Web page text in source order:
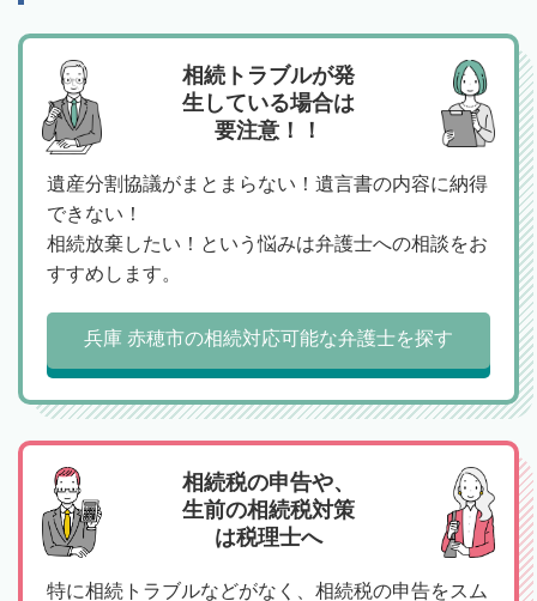
相続トラブルが発
生している場合は
要注意！！
遺産分割協議がまとまらない！遺言書の内容に納得
できない！
相続放棄したい！という悩みは弁護士への相談をお
すすめします。
兵庫 赤穂市の相続対応可能な弁護士を探す
相続税の申告や、
生前の相続税対策
は税理士へ
特に相続トラブルなどがなく、相続税の申告をスム